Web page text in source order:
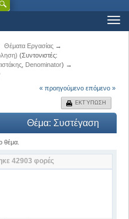
Θέματα Εργασίας →
(Συντονιστές:
, Denominator) →
« προηγούμενο επόμενο »
ΕΚΤΎΠΩΣΗ
Θέμα: Συστέγαση
(Αναγνώστηκε 42903
θέμα.
42903 φορές